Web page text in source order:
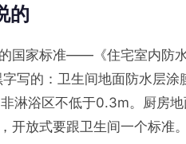
的
国家标准——《住宅室内防
写的：卫生间地面防水层
淋浴区不低于0.3m。厨房
开放式要跟卫生间一个标准。